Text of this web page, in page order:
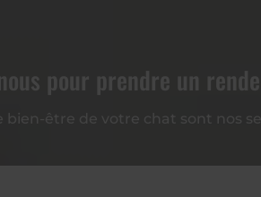
pour prendre un
bien-être de votre chat sont nos